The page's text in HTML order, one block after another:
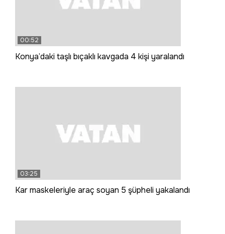
00:52
Konya’daki taşlı bıçaklı kavgada 4 kişi yaralandı
03:25
Kar maskeleriyle araç soyan 5 şüpheli yakalandı